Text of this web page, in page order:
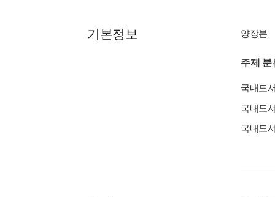
기본정보 양장본
주제 분
국내도
국내도
국내도